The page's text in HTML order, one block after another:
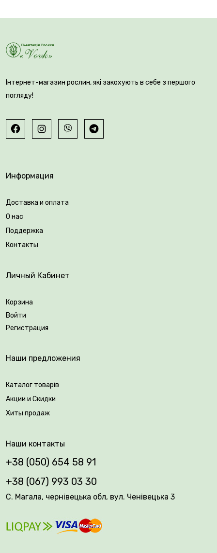
высокое качество каждого растения и его отличную
адаптацию к условиям Украины.
Плантации растений Vovk — и создайте сад своей
Возраст саженца: 3 года.
Упаковка: закрытая корневая система.
Інтернет-магазин рослин, які закохують в себе з першого
погляду!
Информация
Доставка и оплата
О нас
Поддержка
Контакты
Личный Кабинет
Корзина
Войти
Регистрация
Наши предложения
Каталог товарів
Акции и Скидки
Хиты продаж
Наши контакты
+38 (050) 654 58 91
+38 (067) 993 03 30
С. Магала, чернівецька обл, вул. Ченівецька 3